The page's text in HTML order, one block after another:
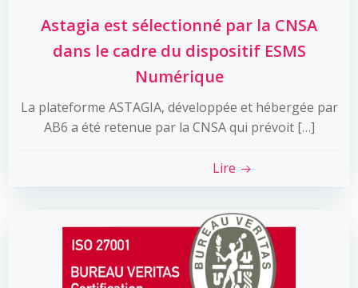
Astagia est sélectionné par la CNSA
dans le cadre du dispositif ESMS
Numérique
La plateforme ASTAGIA, développée et hébergée par
AB6 a été retenue par la CNSA qui prévoit […]
Lire